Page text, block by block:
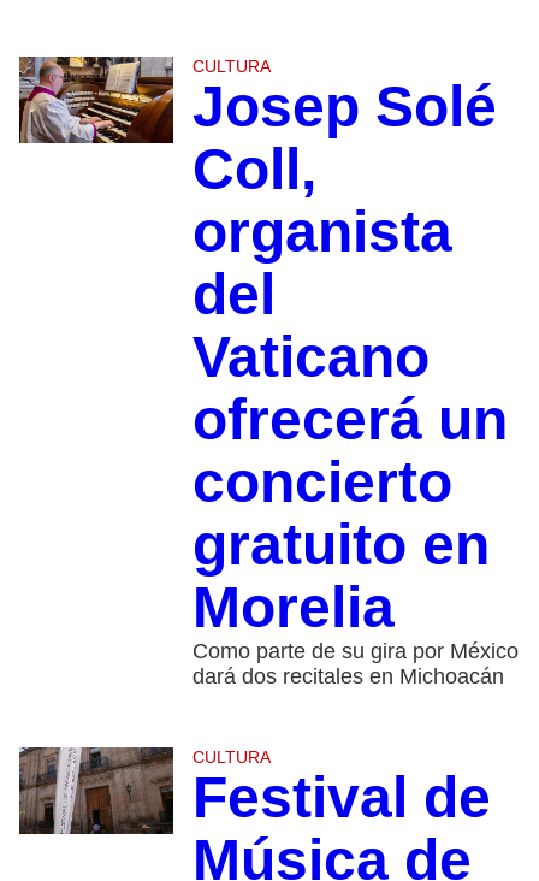
CULTURA
Josep Solé
Coll,
organista
del
Vaticano
ofrecerá un
concierto
gratuito en
Morelia
Como parte de su gira por México
dará dos recitales en Michoacán
CULTURA
Festival de
Música de